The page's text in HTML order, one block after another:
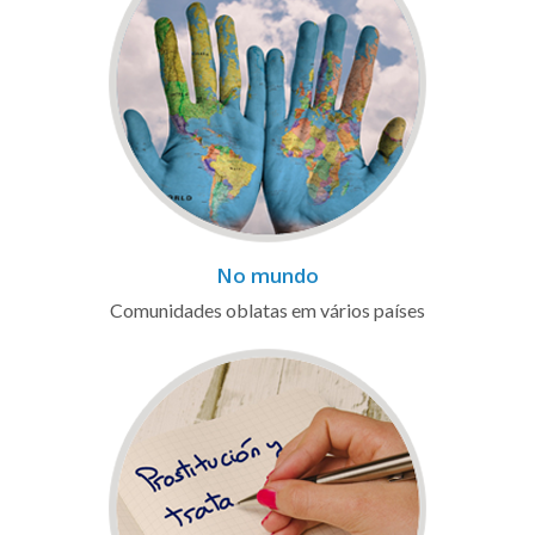
No mundo
Comunidades oblatas em vários países